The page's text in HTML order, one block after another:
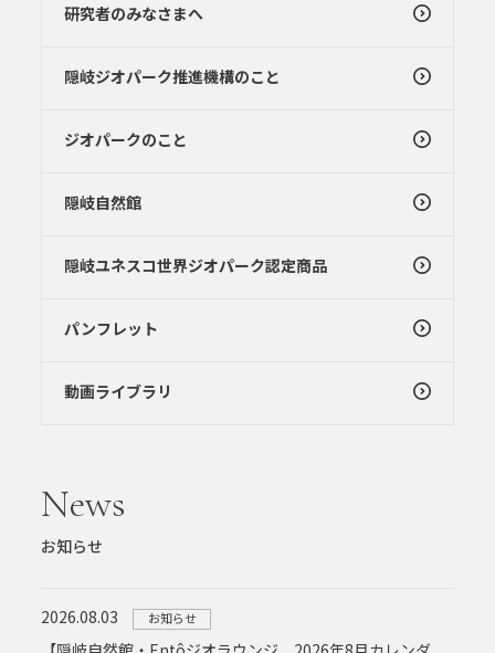
研究者のみなさまへ
隠岐ジオパーク推進機構のこと
ジオパークのこと
隠岐自然館
隠岐ユネスコ世界ジオパーク認定商品
パンフレット
動画ライブラリ
News
お知らせ
2026.08.03 お知らせ